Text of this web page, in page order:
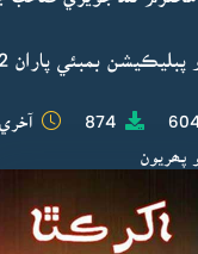
874 آخري
پھريون